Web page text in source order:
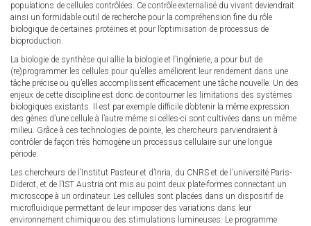
populations de cellules contrôlées. Ce contrôle externalisé du vivant deviendrait
ainsi un formidable outil de recherche pour la compréhension fine du rôle
biologique de certaines protéines et pour l’optimisation de processus de
bioproduction.
La biologie de synthèse qui allie la biologie et l’ingénierie, a pour but de
(re)programmer les cellules pour qu’elles améliorent leur rendement dans une
tâche précise ou qu’elles accomplissent efficacement une tâche nouvelle. Un des
enjeux de cette discipline est donc de contourner les limitations des systèmes
biologiques existants. Il est par exemple difficile d’obtenir la même expression
des gènes d’une cellule à l’autre même si celles-ci sont cultivées dans un même
milieu. Grâce à ces technologies de pointe, les chercheurs parviendraient à
contrôler de façon très homogène un processus cellulaire sur une longue
période.
Les chercheurs de l’Institut Pasteur et d’Inria, du CNRS et de l’université Paris-
Diderot, et de l’IST Austria ont mis au point deux plate-formes connectant un
microscope à un ordinateur. Les cellules sont placées dans un dispositif de
microfluidique permettant de leur imposer des variations dans leur
environnement chimique ou des stimulations lumineuses. Le programme